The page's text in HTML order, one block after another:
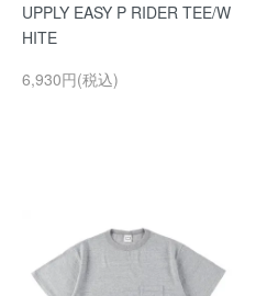
UPPLY EASY P RIDER TEE/W
HITE
6,930円(税込)